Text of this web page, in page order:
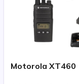
Motorola XT460